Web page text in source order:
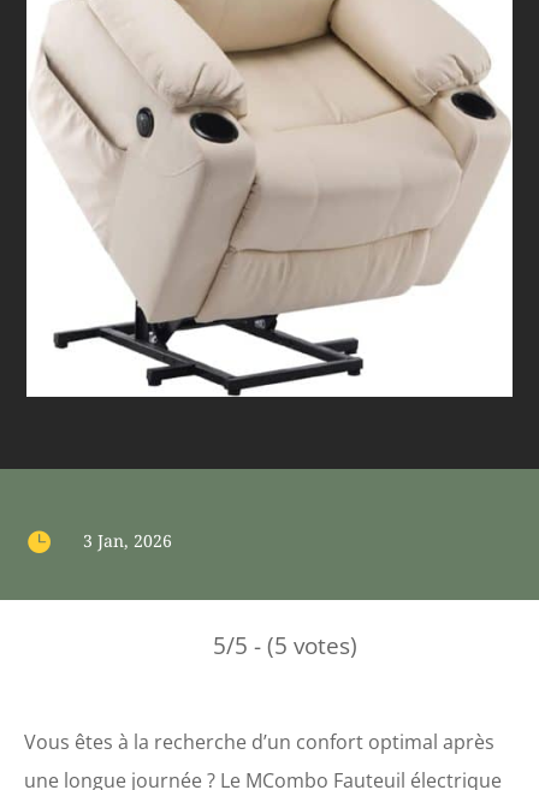
 3 Jan, 2026
5/5 - (5 votes)
Vous êtes à la recherche d’un confort optimal après
une longue journée ? Le MCombo Fauteuil électrique